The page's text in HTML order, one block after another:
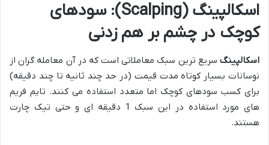
اسکالپینگ (Scalping):
سودهای
کوچک در چشم بر هم زدنی
اسکالپینگ سریع ترین سبک معاملاتی است که در آن معامله گران از
نوسانات بسیار کوتاه مدت قیمت (در حد چند ثانیه تا چند دقیقه)
برای کسب سودهای کوچک اما متعدد استفاده می کنند. تایم فریم
های مورد استفاده در این سبک 1 دقیقه ای و حتی تیک چارت
هستند.